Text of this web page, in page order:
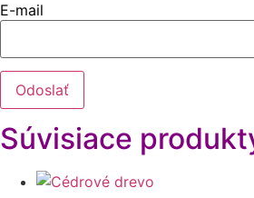
E-mail
Súvisiace